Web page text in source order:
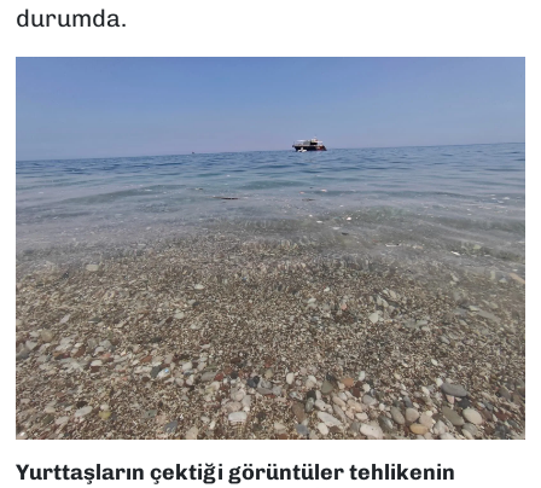
durumda.
Yurttaşların çektiği görüntüler tehlikenin